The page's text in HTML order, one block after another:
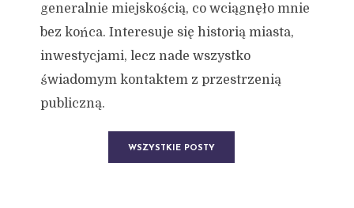
generalnie miejskością, co wciągnęło mnie
bez końca. Interesuje się historią miasta,
inwestycjami, lecz nade wszystko
świadomym kontaktem z przestrzenią
publiczną.
WSZYSTKIE POSTY